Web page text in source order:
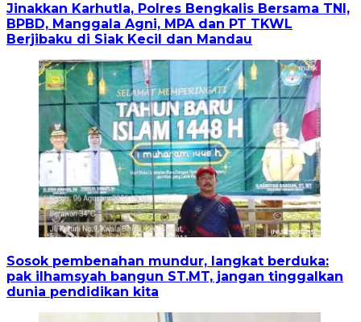
Jinakkan Karhutla, Polres Bengkalis Bersama TNI,
BPBD, Manggala Agni, MPA dan PT TKWL
Berjibaku di Siak Kecil dan Mandau
Sosok pembenahan mundur, langkat berduka:
pak ilhamsyah bangun ST.MT, jangan tinggalkan
dunia pendidikan kita